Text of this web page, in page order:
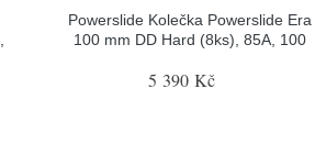
Powerslide Kolečka Powerslide Era
100 mm DD Hard (8ks), 85A, 100
5 390 Kč